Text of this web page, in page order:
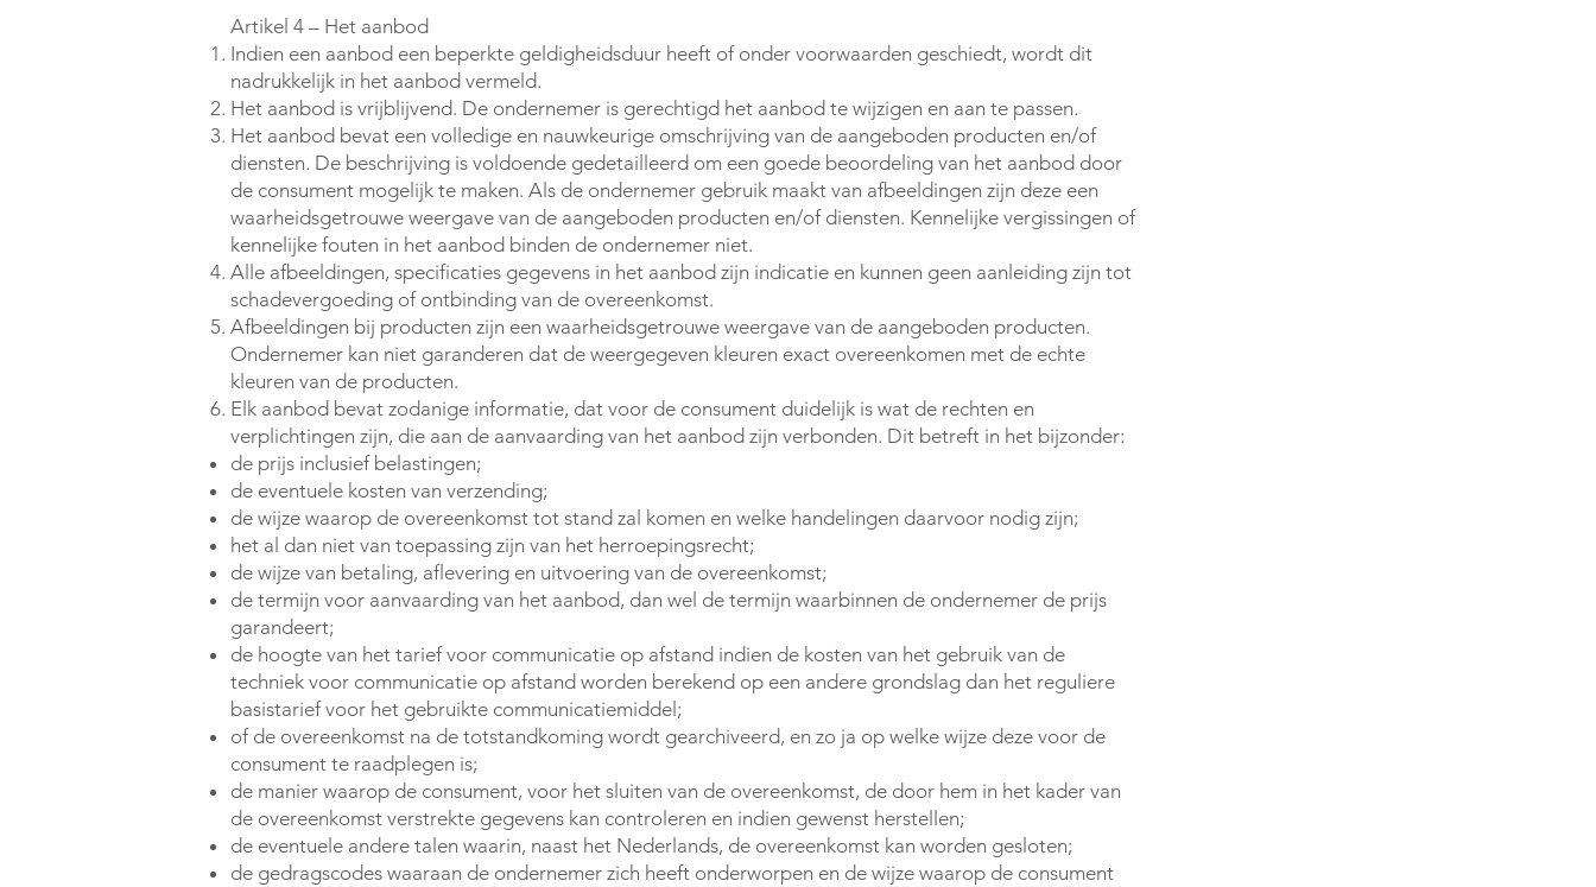
Artikel 4 – Het aanbod
Indien een aanbod een beperkte geldigheidsduur heeft of onder voorwaarden geschiedt, wordt dit
nadrukkelijk in het aanbod vermeld.
Het aanbod is vrijblijvend. De ondernemer is gerechtigd het aanbod te wijzigen en aan te passen.
Het aanbod bevat een volledige en nauwkeurige omschrijving van de aangeboden producten en/of
diensten. De beschrijving is voldoende gedetailleerd om een goede beoordeling van het aanbod door
de consument mogelijk te maken. Als de ondernemer gebruik maakt van afbeeldingen zijn deze een
waarheidsgetrouwe weergave van de aangeboden producten en/of diensten. Kennelijke vergissingen of
kennelijke fouten in het aanbod binden de ondernemer niet.
Alle afbeeldingen, specificaties gegevens in het aanbod zijn indicatie en kunnen geen aanleiding zijn tot
schadevergoeding of ontbinding van de overeenkomst.
Afbeeldingen bij producten zijn een waarheidsgetrouwe weergave van de aangeboden producten.
Ondernemer kan niet garanderen dat de weergegeven kleuren exact overeenkomen met de echte
kleuren van de producten.
Elk aanbod bevat zodanige informatie, dat voor de consument duidelijk is wat de rechten en
verplichtingen zijn, die aan de aanvaarding van het aanbod zijn verbonden. Dit betreft in het bijzonder:
de prijs inclusief belastingen;
de eventuele kosten van verzending;
de wijze waarop de overeenkomst tot stand zal komen en welke handelingen daarvoor nodig zijn;
het al dan niet van toepassing zijn van het herroepingsrecht;
de wijze van betaling, aflevering en uitvoering van de overeenkomst;
de termijn voor aanvaarding van het aanbod, dan wel de termijn waarbinnen de ondernemer de prijs
garandeert;
de hoogte van het tarief voor communicatie op afstand indien de kosten van het gebruik van de
techniek voor communicatie op afstand worden berekend op een andere grondslag dan het reguliere
basistarief voor het gebruikte communicatiemiddel;
of de overeenkomst na de totstandkoming wordt gearchiveerd, en zo ja op welke wijze deze voor de
consument te raadplegen is;
de manier waarop de consument, voor het sluiten van de overeenkomst, de door hem in het kader van
de overeenkomst verstrekte gegevens kan controleren en indien gewenst herstellen;
de eventuele andere talen waarin, naast het Nederlands, de overeenkomst kan worden gesloten;
de gedragscodes waaraan de ondernemer zich heeft onderworpen en de wijze waarop de consument